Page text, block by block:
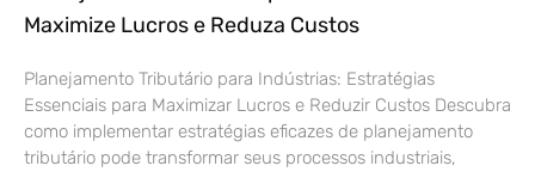
Maximize Lucros e Reduza Custos
Planejamento Tributário para Indústrias: Estratégias
Essenciais para Maximizar Lucros e Reduzir Custos Descubra
como implementar estratégias eficazes de planejamento
tributário pode transformar seus processos industriais,